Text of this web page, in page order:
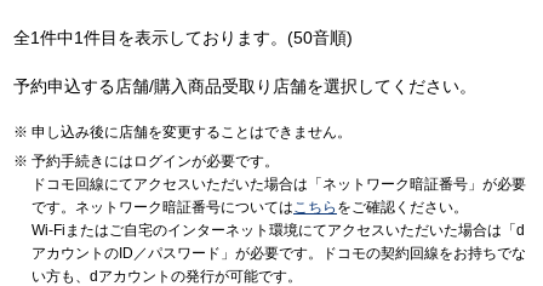
全1件中1件目を表示しております。(50音順)
予約申込する店舗/購入商品受取り店舗を選択してください。
申し込み後に店舗を変更することはできません。
予約手続きにはログインが必要です。
ドコモ回線にてアクセスいただいた場合は「ネットワーク暗証番号」が必要
です。ネットワーク暗証番号についてはこちら をご確認ください。
Wi-Fiまたはご自宅のインターネット環境にてアクセスいただいた場合は「d
アカウントのID／パスワード」が必要です。ドコモの契約回線をお持ちでな
い方も、dアカウントの発行が可能です。